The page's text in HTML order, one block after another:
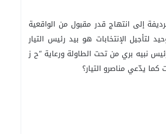
إلى انتهاج قدر مقبول من الواقعية
الإنتخابات هو بيد رئيس التيار
مباشر مع الرئيس نبيه بري من تحت الطاولة ورعاية “ح ز
يدّعي مناصرو التيار؟